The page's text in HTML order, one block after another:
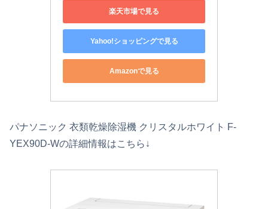
楽天市場で見る
Yahoo!ショッピングで見る
Amazonで見る
パナソニック 衣類乾燥除湿機 クリスタルホワイト F-
YEX90D-Wの詳細情報はこちら↓